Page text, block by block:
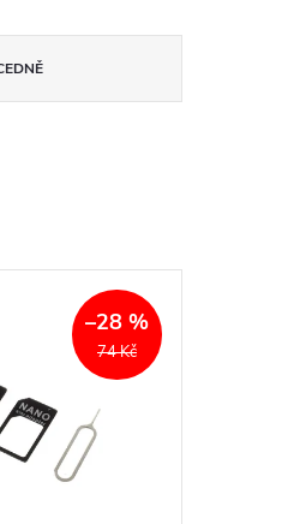
74 Kč
–28 %